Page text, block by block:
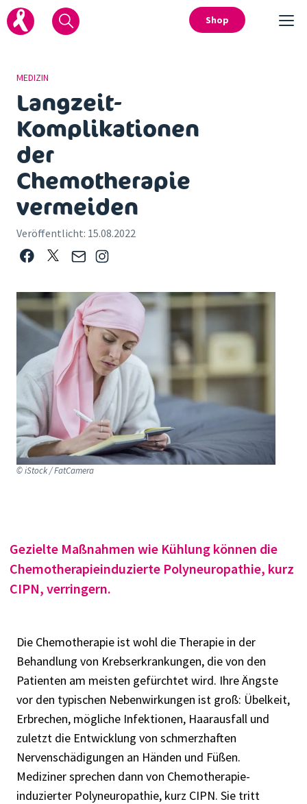
Shop
MEDIZIN
Langzeit-
Komplikationen
der
Chemotherapie
vermeiden
Veröffentlicht: 15.08.2022
© iStock / FatCamera
Gezielte Maßnahmen wie Kühlung können die
Chemotherapieinduzierte Polyneuropathie, kurz
CIPN, verringern.
Die Chemotherapie ist wohl die Therapie in der
Behandlung von Krebserkrankungen, die von den
Patienten am meisten gefürchtet wird. Ihre Ängste
vor den typischen Nebenwirkungen ist groß: Übelkeit,
Erbrechen, mögliche Infektionen, Haarausfall und
zuletzt die Entwicklung von schmerzhaften
Nervenschädigungen an Händen und Füßen.
Mediziner sprechen dann von Chemotherapie-
induzierter Polyneuropathie, kurz CIPN. Sie tritt